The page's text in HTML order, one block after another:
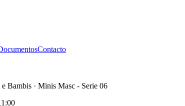
Contacto
Bambis · Minis Masc - Serie 06